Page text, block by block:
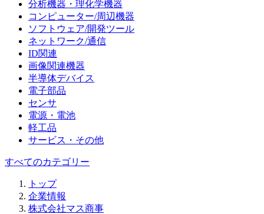
分析機器・理化学機器
コンピューター/周辺機器
ソフトウェア/開発ツール
ネットワーク/通信
ID関連
画像関連機器
半導体デバイス
電子部品
センサ
電源・電池
軽工品
サービス・その他
すべてのカテゴリー
トップ
企業情報
株式会社マス商事